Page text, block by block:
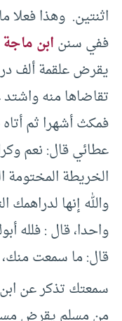
اثنتين. وهذا فعلا
ففي سننابن ماجة
يقرض علقمة ألف
تقاضاها منه
فمكث أشهرا ثم
عطائي قال: نعم
الخريطة المختومة
والله إنها
واحدا، قال : فلله
قال: ما سمعت
سمعتك تذكر عن